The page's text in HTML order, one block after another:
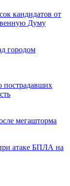
кандидатов от
Думу
городом
пострадавших
мегашторма
атаке БПЛА на